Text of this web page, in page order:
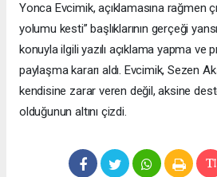
Yonca Evcimik, açıklamasına rağmen
yolumu kesti” başlıklarının gerçeği
konuyla ilgili yazılı açıklama yapma ve
paylaşma kararı aldı. Evcimik, Sezen
kendisine zarar veren değil, aksine
olduğunun altını çizdi.